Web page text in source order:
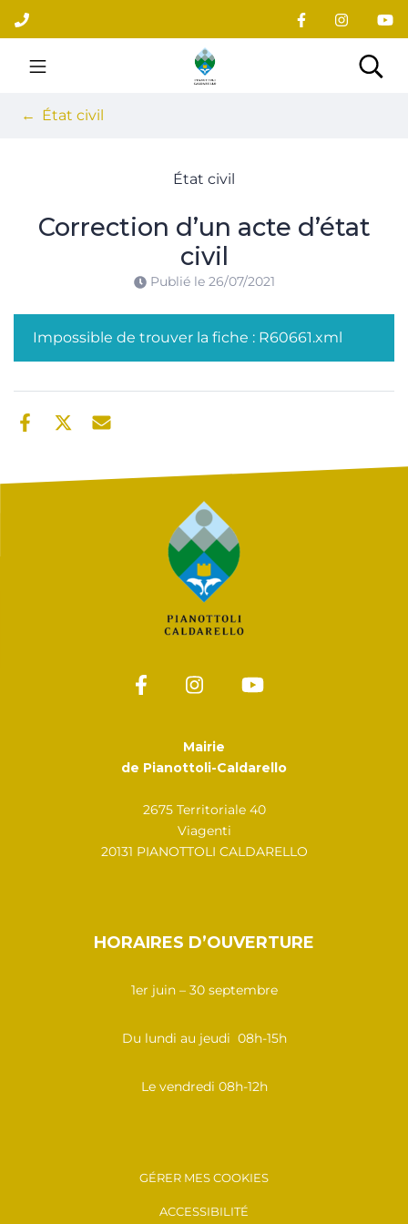
Aller
au
contenu
Site officiel du village
État civil
État civil
Correction d’un acte d’état
civil
Publié le 26/07/2021
Impossible de trouver la fiche : R60661.xml
Mairie
de Pianottoli-Caldarello
2675 Territoriale 40
Viagenti
20131 PIANOTTOLI CALDARELLO
HORAIRES D’OUVERTURE
1er juin – 30 septembre
Du lundi au jeudi 08h-15h
Le vendredi 08h-12h
GÉRER MES COOKIES
ACCESSIBILITÉ